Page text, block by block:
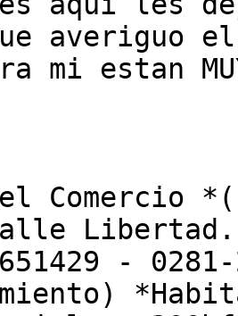
averiguo el
mi estan